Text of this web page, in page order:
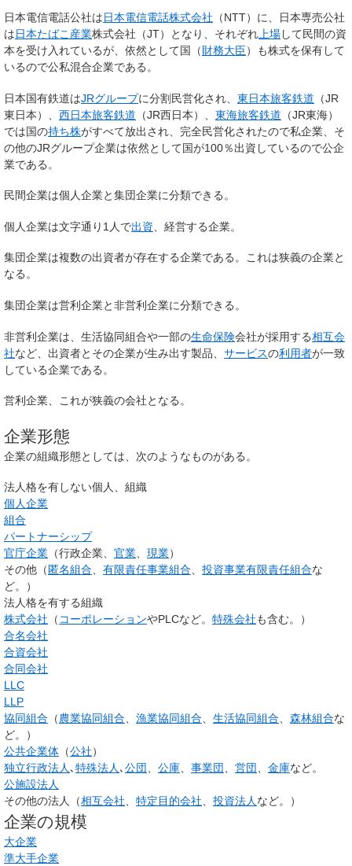
日本電信電話公社は日本電信電話株式会社 （NTT）に、日本専売公社
は日本たばこ産業株式会社（JT）となり、それぞれ 上場して民間の資
本を受け入れているが、依然として国（財務大臣）も株式を保有して
いるので公私混合企業である。
日本国有鉄道はJRグループに分割民営化され、 東日本旅客鉄道 （JR
東日本）、 西日本旅客鉄道 （JR西日本）、 東海旅客鉄道 （JR東海）
では国の持ち株がすべて放出され、完全民営化されたので私企業、そ
の他のJRグループ企業は依然として国が100％出資しているので公企
業である。
民間企業は個人企業と集団企業に分類できる。
個人企業は文字通り1人で出資 、経営する企業。
集団企業は複数の出資者が存在する企業である。これは狭義の企業と
なる。
集団企業は営利企業と非営利企業に分類できる。
非営利企業は、生活協同組合や一部の生命保険会社が採用する相互会
社など、出資者とその企業が生み出す製品、 サービスの利用者が一致
している企業である。
営利企業、これが狭義の会社となる。
企業形態
企業の組織形態としては、次のようなものがある。
法人格を有しない個人、組織
個人企業
組合
パートナーシップ
官庁企業 （行政企業、 官業、 現業）
その他（ 匿名組合、 有限責任事業組合、 投資事業有限責任組合な
ど。）
法人格を有する組織
株式会社 （ コーポレーションやPLCなど。 特殊会社も含む。）
合名会社
合資会社
合同会社
LLC
LLP
協同組合 （農業協同組合、 漁業協同組合、 生活協同組合、 森林組合な
ど。）
公共企業体 （公社）
独立行政法人､特殊法人､公団、 公庫、 事業団、 営団、 金庫など。
公施設法人
その他の法人（相互会社、 特定目的会社、 投資法人など。）
企業の規模
大企業
準大手企業